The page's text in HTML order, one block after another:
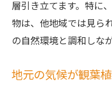
茨城県の園
性
希少な観葉
割
層引き立てます。特に
物は、他地域では見ら
の自然環境と調和しな
地元の気候が観葉